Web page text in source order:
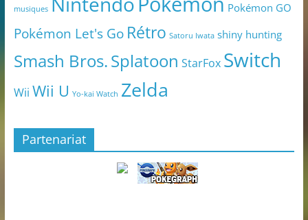
musiques Pokémon GO
Pokémon Let's Go Rétro Satoru Iwata shiny hunting
Smash Bros.Splatoon StarFox Switch
Wii Wii U Yo-kai Watch Zelda
Partenariat